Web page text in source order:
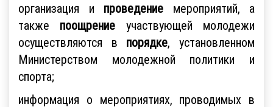
организация и проведение мероприятий, а
также поощрение участвующей молодежи
осуществляются в порядке, установленном
Министерством молодежной политики и
спорта;
информация о мероприятиях, проводимых в